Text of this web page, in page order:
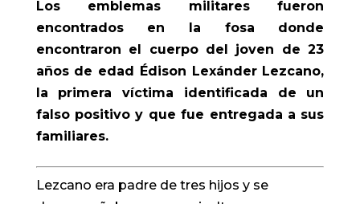
Los emblemas militares fueron
encontrados en la fosa donde
encontraron el cuerpo del joven de 23
años de edad Édison Lexánder Lezcano,
la primera víctima identificada de un
falso positivo y que fue entregada a sus
familiares.
Lezcano era padre de tres hijos y se